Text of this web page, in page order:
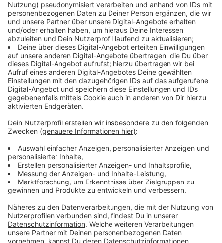
endlich wieder Sommerkleider und T-Shirts aus dem
Schrank zu holen und die langen, warmen Tage in
vollen Zügen auszukosten. Für manche bedeutet
Sommer auch, einfach mal spontan zu sein und den
Tag auf sich zukommen zu lassen – ohne große Pläne,
dafür mit umso mehr guter Laune.
Jeder hat seine ganz eigenen Sommermomente. Aber
eines ist sicher:Sobald die Sonne scheint, steigt die
Stimmung und das Westmünsterland zeigt sich von
seiner schönsten Seite.
Ihr Euch am meisten, wenn die Temperaturen steigen?
Teilt Eure Sommermomente mit uns – per WhatsApp-
Sprachnachricht.